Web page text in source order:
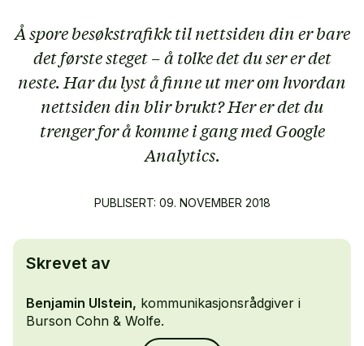
Å spore besøkstrafikk til nettsiden din er bare
det første steget – å tolke det du ser er det
neste. Har du lyst å finne ut mer om hvordan
nettsiden din blir brukt? Her er det du
trenger for å komme i gang med Google
Analytics.
PUBLISERT: 09. NOVEMBER 2018
Skrevet av
Benjamin Ulstein, kommunikasjonsrådgiver i
Burson Cohn & Wolfe.